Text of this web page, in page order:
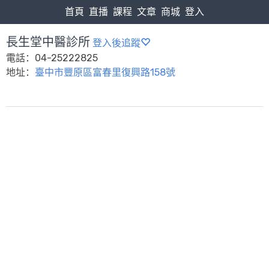
首頁 直播 課程 文章 商城 登入
長生堂中醫診所 登入後追蹤
電話：04-25222825
地址： 臺中市豐原區富春里復興路158號